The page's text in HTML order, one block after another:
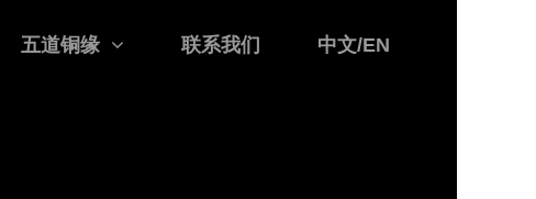
五道铜缘 联系我们 中文/EN